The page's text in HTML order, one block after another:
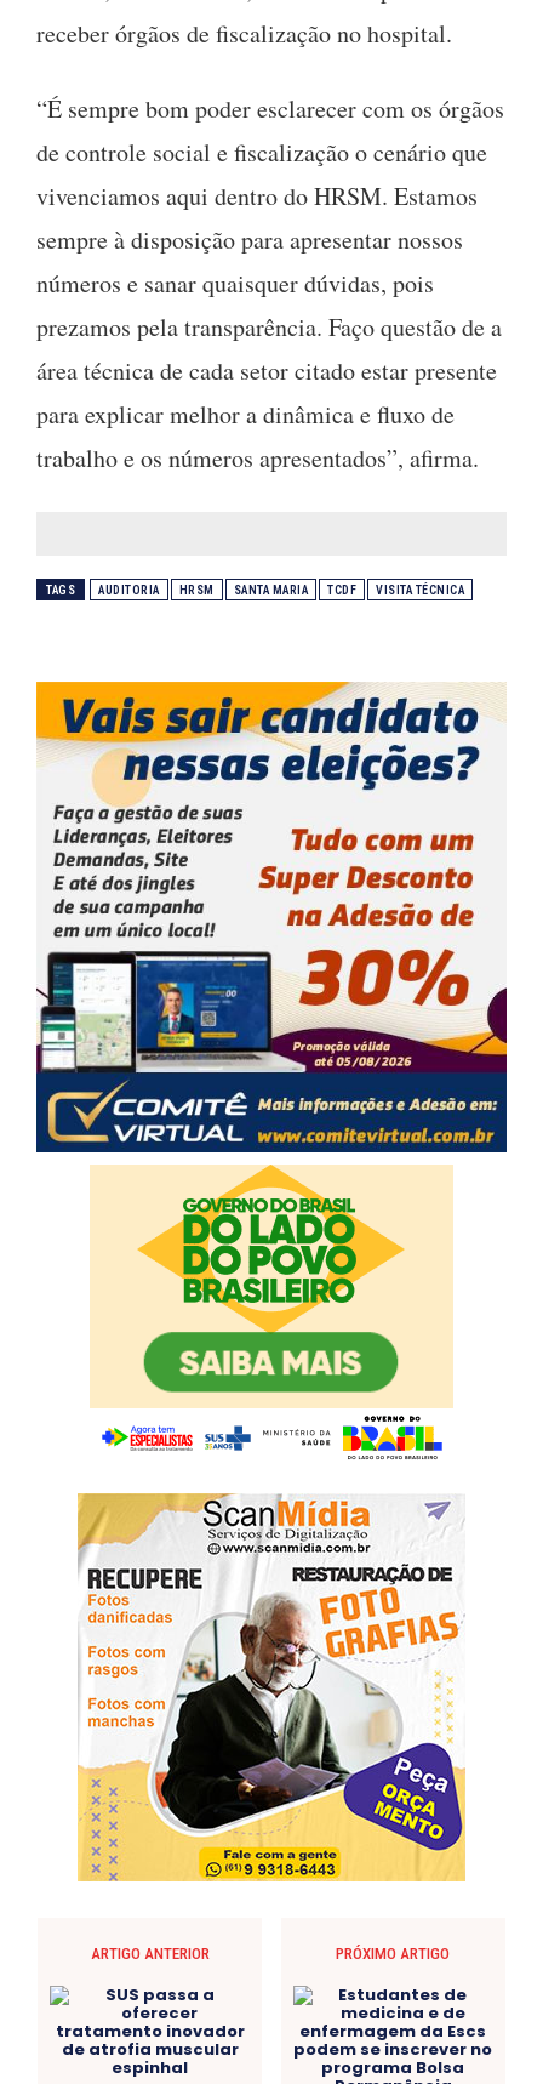
receber órgãos de fiscalização no hospital.
“É sempre bom poder esclarecer com os órgãos
de controle social e fiscalização o cenário que
vivenciamos aqui dentro do HRSM. Estamos
sempre à disposição para apresentar nossos
números e sanar quaisquer dúvidas, pois
prezamos pela transparência. Faço questão de a
área técnica de cada setor citado estar presente
para explicar melhor a dinâmica e fluxo de
trabalho e os números apresentados”, afirma.
TAGS AUDITORIA HRSM SANTA MARIA TCDF VISITA TÉCNICA
ARTIGO ANTERIOR PRÓXIMO ARTIGO